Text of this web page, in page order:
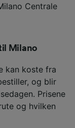
Centrale
Milano
kan koste fra
og blir
Prisene
og hvilken